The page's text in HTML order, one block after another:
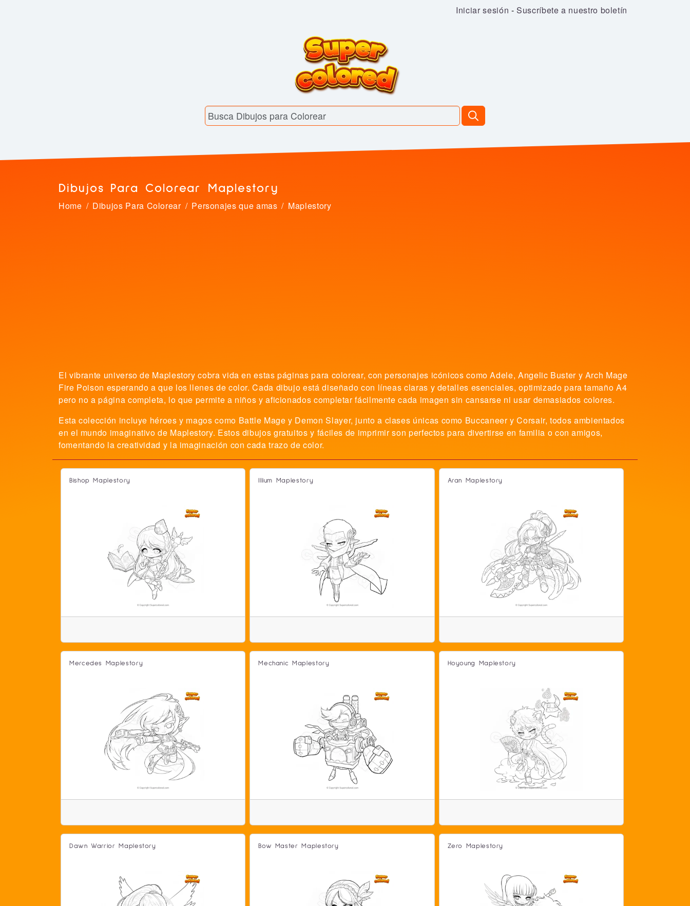
Iniciar sesión -Suscríbete a nuestro boletín
Dibujos Para Colorear Maplestory
Home Dibujos Para Colorear Personajes que amas Maplestory
El vibrante universo de Maplestory cobra vida en estas páginas para colorear, con personajes icónicos como Adele, Angelic Buster y Arch Mage
Fire Poison esperando a que los llenes de color. Cada dibujo está diseñado con líneas claras y detalles esenciales, optimizado para tamaño A4
pero no a página completa, lo que permite a niños y aficionados completar fácilmente cada imagen sin cansarse ni usar demasiados colores.
Esta colección incluye héroes y magos como Battle Mage y Demon Slayer, junto a clases únicas como Buccaneer y Corsair, todos ambientados
en el mundo imaginativo de Maplestory. Estos dibujos gratuitos y fáciles de imprimir son perfectos para divertirse en familia o con amigos,
fomentando la creatividad y la imaginación con cada trazo de color.
Bishop Maplestory Illium Maplestory Aran Maplestory
Mercedes Maplestory Mechanic Maplestory Hoyoung Maplestory
Dawn Warrior Maplestory Bow Master Maplestory Zero Maplestory